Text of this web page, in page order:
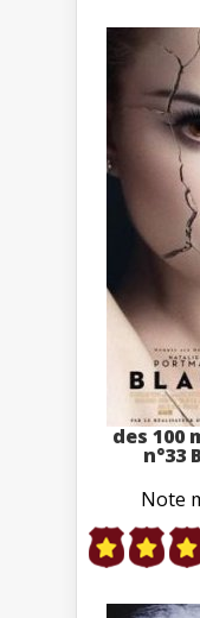
des 100
n°33
Note